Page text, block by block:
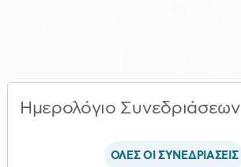
Ημερολόγιο Συνεδριάσεων
ΟΛΕΣ ΟΙ ΣΥΝΕΔΡΙΑΣΕΙΣ